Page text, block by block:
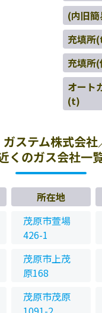
(内旧
充填所
充填所
オート
(t)
ステム株式会
くのガス会社一
所在地
茂原市萱場
426-1
茂原市上茂
原168
茂原市茂原